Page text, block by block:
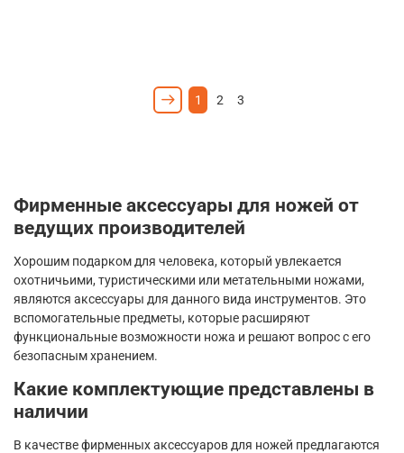
1 2 3
Фирменные аксессуары для ножей от
ведущих производителей
Хорошим подарком для человека, который увлекается
охотничьими, туристическими или метательными ножами,
являются аксессуары для данного вида инструментов. Это
вспомогательные предметы, которые расширяют
функциональные возможности ножа и решают вопрос с его
безопасным хранением.
Какие комплектующие представлены в
наличии
В качестве фирменных аксессуаров для ножей предлагаются